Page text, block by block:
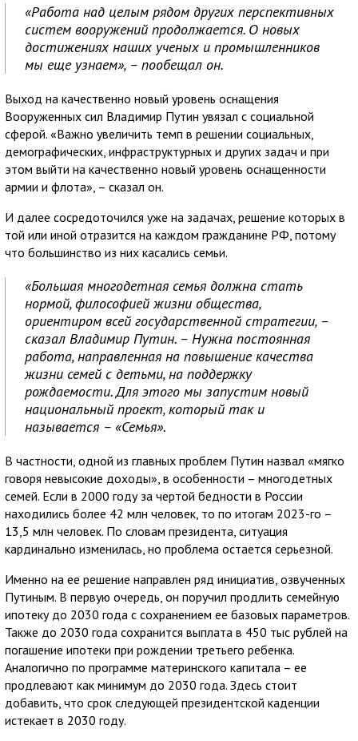
«Работа над целым рядом других перспективных
систем вооружений продолжается. О новых
достижениях наших ученых и промышленников
мы еще узнаем», – пообещал он.
Выход на качественно новый уровень оснащения
Вооруженных сил Владимир Путин увязал с социальной
сферой. «Важно увеличить темп в решении социальных,
демографических, инфраструктурных и других задач и при
этом выйти на качественно новый уровень оснащенности
армии и флота», – сказал он.
И далее сосредоточился уже на задачах, решение которых в
той или иной отразится на каждом гражданине РФ, потому
что большинство из них касались семьи.
«Большая многодетная семья должна стать
нормой, философией жизни общества,
ориентиром всей государственной стратегии, –
сказал Владимир Путин. – Нужна постоянная
работа, направленная на повышение качества
жизни семей с детьми, на поддержку
рождаемости. Для этого мы запустим новый
национальный проект, который так и
называется – «Семья».
В частности, одной из главных проблем Путин назвал «мягко
говоря невысокие доходы», в особенности – многодетных
семей. Если в 2000 году за чертой бедности в России
находились более 42 млн человек, то по итогам 2023-го –
13,5 млн человек. По словам президента, ситуация
кардинально изменилась, но проблема остается серьезной.
Именно на ее решение направлен ряд инициатив, озвученных
Путиным. В первую очередь, он поручил продлить семейную
ипотеку до 2030 года с сохранением ее базовых параметров.
Также до 2030 года сохранится выплата в 450 тыс рублей на
погашение ипотеки при рождении третьего ребенка.
Аналогично по программе материнского капитала – ее
продлевают как минимум до 2030 года. Здесь стоит
добавить, что срок следующей президентской каденции
истекает в 2030 году.